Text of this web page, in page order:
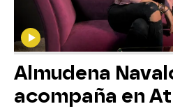
Almudena
acompaña en